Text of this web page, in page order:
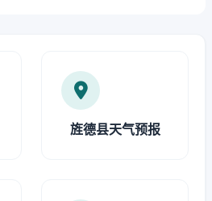
旌德县天气预报